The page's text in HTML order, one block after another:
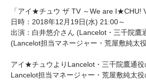
「アイ★チュウ ザ TV ～We are I★CHU!
日時：2018年12月19日(水) 21:00～
出演：白井悠介さん (Lancelot・三千院鷹
(Lancelot担当マネージャー・荒屋敷純太
アイ★チュウよりLancelot・三千院鷹通役
Lancelot担当マネージャー・荒屋敷純太